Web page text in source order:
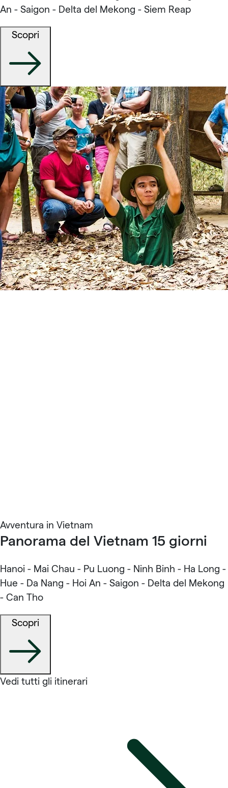
An - Saigon - Delta del Mekong - Siem Reap
Scopri
Avventura in Vietnam
Panorama del Vietnam 15 giorni
Hanoi - Mai Chau - Pu Luong - Ninh Binh - Ha Long -
Hue - Da Nang - Hoi An - Saigon - Delta del Mekong
- Can Tho
Scopri
Vedi tutti gli itinerari